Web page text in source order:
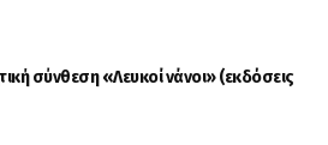
σύνθεση «Λευκοί νάνοι» (εκδόσεις